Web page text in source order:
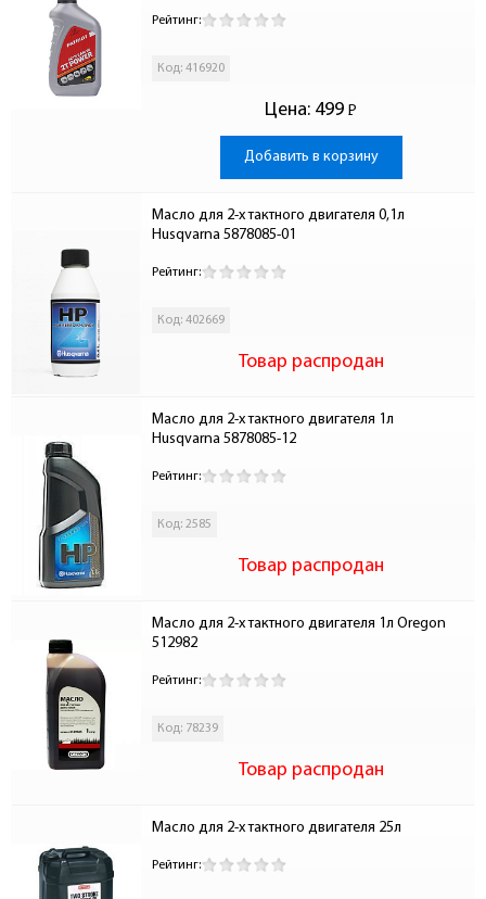
Рейтинг:
Код: 416920
Цена: 499 Р
-
Добавить в корзину
Масло для 2-х тактного двигателя 0,1л
Husqvarna 5878085-01
Рейтинг:
Код: 402669
Товар распродан
Масло для 2-х тактного двигателя 1л
Husqvarna 5878085-12
Рейтинг:
Код: 2585
Товар распродан
Масло для 2-х тактного двигателя 1л Oregon
512982
Рейтинг:
Код: 78239
Товар распродан
Масло для 2-х тактного двигателя 25л
Рейтинг: